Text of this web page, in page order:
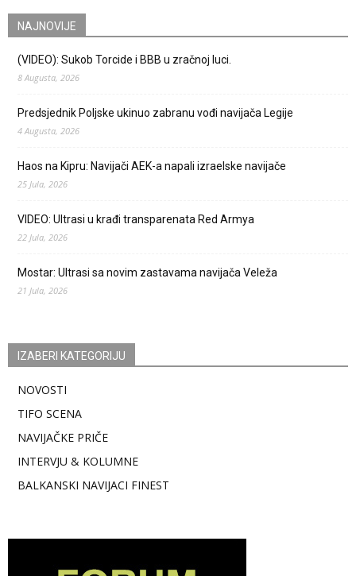
NAJNOVIJE
(VIDEO): Sukob Torcide i BBB u zračnoj luci.
8 Augusta, 2026
Predsjednik Poljske ukinuo zabranu vođi navijača Legije
4 Augusta, 2026
Haos na Kipru: Navijači AEK-a napali izraelske navijače
25 Jula, 2026
VIDEO: Ultrasi u krađi transparenata Red Armya
22 Jula, 2026
Mostar: Ultrasi sa novim zastavama navijača Veleža
21 Jula, 2026
IZABERI KATEGORIJU
NOVOSTI
TIFO SCENA
NAVIJAČKE PRIČE
INTERVJU & KOLUMNE
BALKANSKI NAVIJACI FINEST